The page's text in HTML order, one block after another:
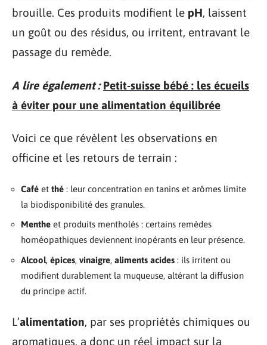
brouille. Ces produits modifient le pH, laissent
un goût ou des résidus, ou irritent, entravant le
passage du remède.
A lire également : Petit-suisse bébé : les écueils
à éviter pour une alimentation équilibrée
Voici ce que révèlent les observations en
officine et les retours de terrain :
Café et thé : leur concentration en tanins et arômes limite
la biodisponibilité des granules.
Menthe et produits mentholés : certains remèdes
homéopathiques deviennent inopérants en leur présence.
Alcool, épices, vinaigre, aliments acides : ils irritent ou
modifient durablement la muqueuse, altérant la diffusion
du principe actif.
L’alimentation, par ses propriétés chimiques ou
aromatiques, a donc un réel impact sur la